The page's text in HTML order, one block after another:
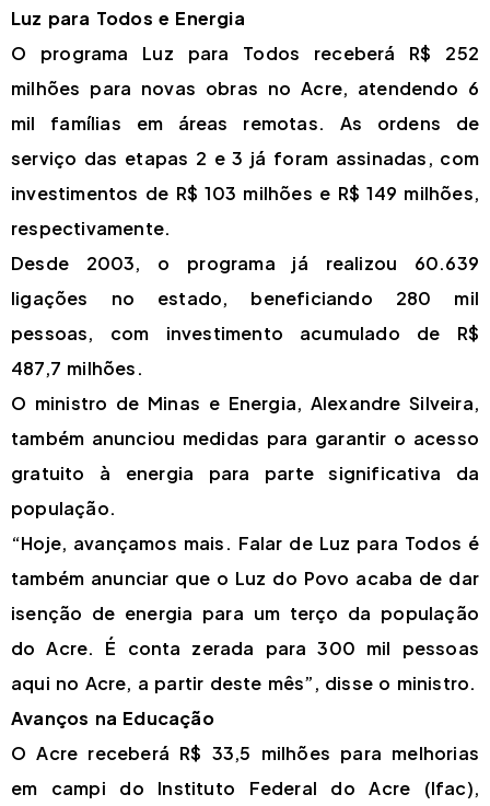
Luz para Todos e Energia
O programa Luz para Todos receberá R$ 252
milhões para novas obras no Acre, atendendo 6
mil famílias em áreas remotas. As ordens de
serviço das etapas 2 e 3 já foram assinadas, com
investimentos de R$ 103 milhões e R$ 149 milhões,
respectivamente.
Desde 2003, o programa já realizou 60.639
ligações no estado, beneficiando 280 mil
pessoas, com investimento acumulado de R$
487,7 milhões.
O ministro de Minas e Energia, Alexandre Silveira,
também anunciou medidas para garantir o acesso
gratuito à energia para parte significativa da
população.
“Hoje, avançamos mais. Falar de Luz para Todos é
também anunciar que o Luz do Povo acaba de dar
isenção de energia para um terço da população
do Acre. É conta zerada para 300 mil pessoas
aqui no Acre, a partir deste mês”, disse o ministro.
Avanços na Educação
O Acre receberá R$ 33,5 milhões para melhorias
em campi do Instituto Federal do Acre (Ifac),